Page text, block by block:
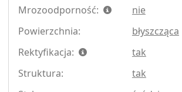
Mrozoodporność:
nie
Powierzchnia:
błyszcząca
Rektyfikacja:
tak
Struktura:
tak